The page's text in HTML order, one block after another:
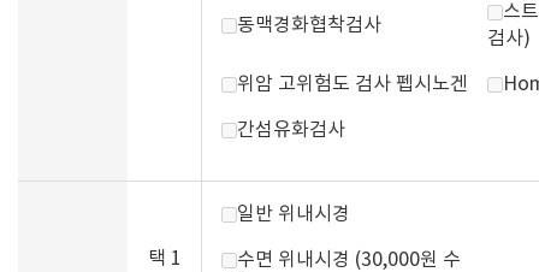
동맥경화협착검사
스
검사)
위암 고위험도 검사 펩시노겐
간섬유화검사
택 1
일반 위내시경
수면 위내시경 (30,000원 수